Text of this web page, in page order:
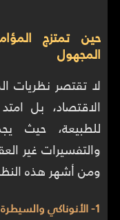
حين تمتزج
المجهول
لا تقتصر نظريات
الاقتصاد، بل
للطبيعة، حيث
والتفسيرات غير
ومن أشهر هذه
1- الأنوناكي والسيطرة على البشر